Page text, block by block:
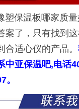
塑保温板哪家质
案了，只有找到
合适心仪的产品。
中亚保温吧,电话
。